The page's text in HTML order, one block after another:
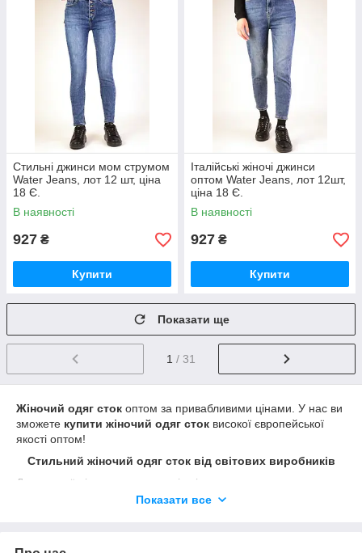
Стильні джинси мом струмом
Water Jeans, лот 12 шт, ціна
18 Є.
В наявності
927 ₴
Купити
Італійські жіночі джинси
оптом Water Jeans, лот 12шт,
ціна 18 Є.
В наявності
927 ₴
Купити
Показати ще
1 / 31
Жіночий одяг сток оптом за привабливими цінами. У нас ви
зможете купити жіночий одяг сток високої європейської
якості оптом!
Стильний жіночий одяг сток від світових виробників
Для кожної жінки, незалежно від віку, важливо виглядати
ефектно і неповторно. У нашому асортименті
Показати все